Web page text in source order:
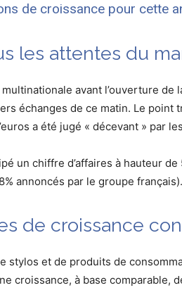
de croissance pour cette
les attentes du
avant l’ouverture de
échanges de ce matin. Le point
a été jugé « décevant » par
un chiffre d’affaires à hauteur
annoncés par le groupe français).
de croissance
stylos et de produits de
croissance, à base comparable,